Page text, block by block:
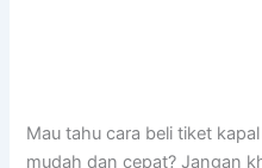
Mau tahu cara beli tiket
mudah dan cepat? Jangan